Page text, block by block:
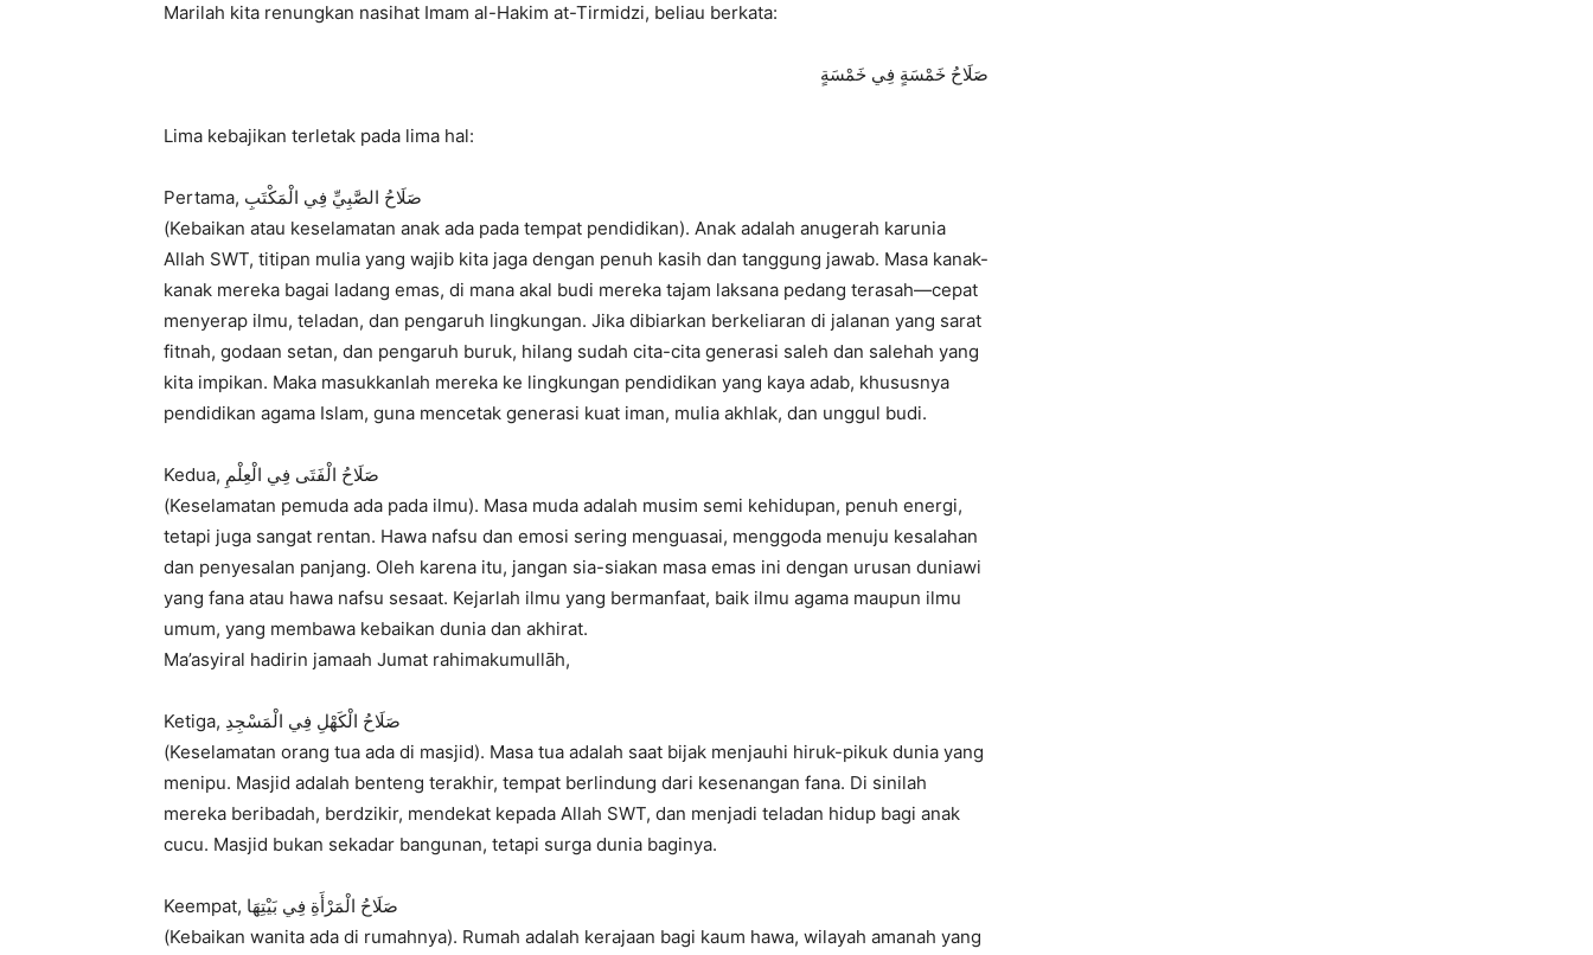
Marilah kita renungkan nasihat Imam al-Hakim at-Tirmidzi, beliau berkata:
صَلَاحُ خَمْسَةٍ فِي خَمْسَةٍ
Lima kebajikan terletak pada lima hal:
Pertama, صَلَاحُ الصَّبِيِّ فِي الْمَكْتَبِ
(Kebaikan atau keselamatan anak ada pada tempat pendidikan). Anak adalah anugerah karunia
Allah SWT, titipan mulia yang wajib kita jaga dengan penuh kasih dan tanggung jawab. Masa kanak-
kanak mereka bagai ladang emas, di mana akal budi mereka tajam laksana pedang terasah—cepat
menyerap ilmu, teladan, dan pengaruh lingkungan. Jika dibiarkan berkeliaran di jalanan yang sarat
fitnah, godaan setan, dan pengaruh buruk, hilang sudah cita-cita generasi saleh dan salehah yang
kita impikan. Maka masukkanlah mereka ke lingkungan pendidikan yang kaya adab, khususnya
pendidikan agama Islam, guna mencetak generasi kuat iman, mulia akhlak, dan unggul budi.
Kedua, صَلَاحُ الْفَتَى فِي الْعِلْمِ
(Keselamatan pemuda ada pada ilmu). Masa muda adalah musim semi kehidupan, penuh energi,
tetapi juga sangat rentan. Hawa nafsu dan emosi sering menguasai, menggoda menuju kesalahan
dan penyesalan panjang. Oleh karena itu, jangan sia-siakan masa emas ini dengan urusan duniawi
yang fana atau hawa nafsu sesaat. Kejarlah ilmu yang bermanfaat, baik ilmu agama maupun ilmu
umum, yang membawa kebaikan dunia dan akhirat.
Ma’asyiral hadirin jamaah Jumat rahimakumullāh,
Ketiga, صَلَاحُ الْكَهْلِ فِي الْمَسْجِدِ
(Keselamatan orang tua ada di masjid). Masa tua adalah saat bijak menjauhi hiruk-pikuk dunia yang
menipu. Masjid adalah benteng terakhir, tempat berlindung dari kesenangan fana. Di sinilah
mereka beribadah, berdzikir, mendekat kepada Allah SWT, dan menjadi teladan hidup bagi anak
cucu. Masjid bukan sekadar bangunan, tetapi surga dunia baginya.
Keempat, صَلَاحُ الْمَرْأَةِ فِي بَيْتِهَا
(Kebaikan wanita ada di rumahnya). Rumah adalah kerajaan bagi kaum hawa, wilayah amanah yang